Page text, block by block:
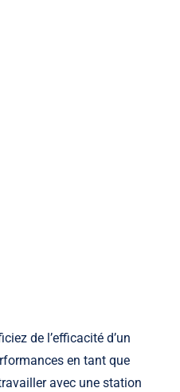
de l’efficacité d’un
en tant que
avec une station